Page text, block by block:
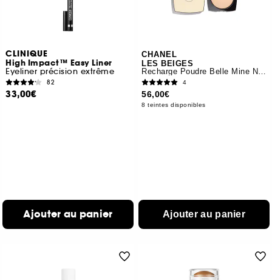
CLINIQUE
High Impact™ Easy Liner
Eyeliner précision extrême
82
33,00€
Ajouter au panier
CHANEL
LES BEIGES
Recharge Poudre Belle Mine Naturelle
4
56,00€
8 teintes disponibles
Ajouter au panier